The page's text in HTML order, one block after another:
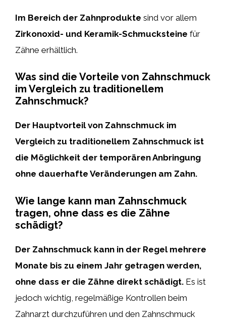
Im Bereich der Zahnprodukte sind vor allem
Zirkonoxid- und Keramik-Schmucksteine für
Zähne erhältlich.
Was sind die Vorteile von Zahnschmuck
im Vergleich zu traditionellem
Zahnschmuck?
Der Hauptvorteil von Zahnschmuck im
Vergleich zu traditionellem Zahnschmuck ist
die Möglichkeit der temporären Anbringung
ohne dauerhafte Veränderungen am Zahn.
Wie lange kann man Zahnschmuck
tragen, ohne dass es die Zähne
schädigt?
Der Zahnschmuck kann in der Regel mehrere
Monate bis zu einem Jahr getragen werden,
ohne dass er die Zähne direkt schädigt. Es ist
jedoch wichtig, regelmäßige Kontrollen beim
Zahnarzt durchzuführen und den Zahnschmuck